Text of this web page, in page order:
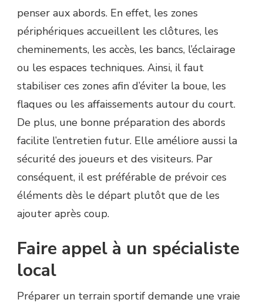
penser aux abords. En effet, les zones
périphériques accueillent les clôtures, les
cheminements, les accès, les bancs, l’éclairage
ou les espaces techniques. Ainsi, il faut
stabiliser ces zones afin d’éviter la boue, les
flaques ou les affaissements autour du court.
De plus, une bonne préparation des abords
facilite l’entretien futur. Elle améliore aussi la
sécurité des joueurs et des visiteurs. Par
conséquent, il est préférable de prévoir ces
éléments dès le départ plutôt que de les
ajouter après coup.
Faire appel à un spécialiste
local
Préparer un terrain sportif demande une vraie